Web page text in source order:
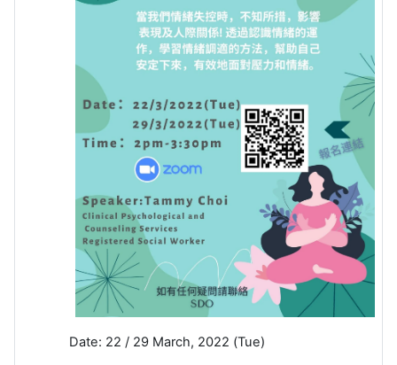
Date: 22 / 29 March, 2022 (Tue)